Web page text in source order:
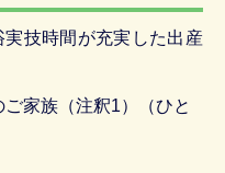
技時間が充実した出産
家族（注釈1）（ひと